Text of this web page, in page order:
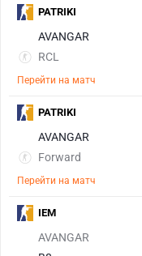
AVANGAR
RCL
Перейти на матч
PATRIKI
AVANGAR
Forward
Перейти на матч
PATRIKI
AVANGAR
IEM